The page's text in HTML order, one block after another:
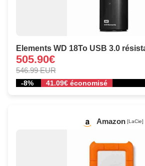
Elements WD 18To USB 3.0
505.90€
546.99 EUR
-8% 41.09€ économisé
Amazon [LaCie]